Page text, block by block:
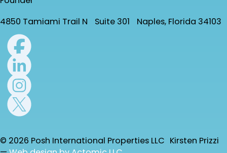
4850 Tamiami Trail N Suite 301 Naples, Florida 34103
© 2026 Posh International Properties LLC Kirsten Prizzi